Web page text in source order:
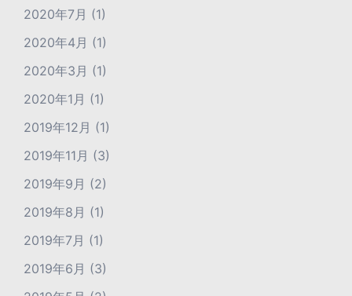
2020年7月 (1)
2020年4月 (1)
2020年3月 (1)
2020年1月 (1)
2019年12月 (1)
2019年11月 (3)
2019年9月 (2)
2019年8月 (1)
2019年7月 (1)
2019年6月 (3)